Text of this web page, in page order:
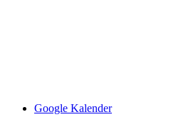
Google Kalender